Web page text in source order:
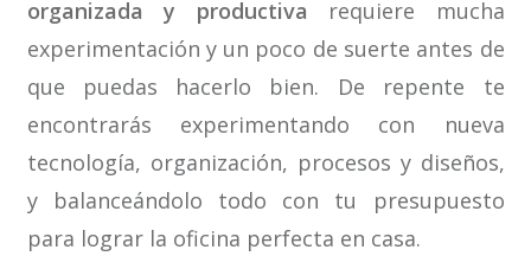
organizada y productiva requiere mucha
experimentación y un poco de suerte antes de
que puedas hacerlo bien. De repente te
encontrarás experimentando con nueva
tecnología, organización, procesos y diseños,
y balanceándolo todo con tu presupuesto
para lograr la oficina perfecta en casa.